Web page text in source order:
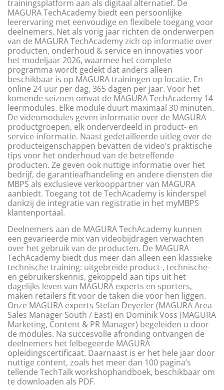
trainingsplatform aan als digitaal alternatief. De
MAGURA TechAcademy biedt een persoonlijke
leerervaring met eenvoudige en flexibele toegang voor
deelnemers. Net als vorig jaar richten de onderwerpen
van de MAGURA TechAcademy zich op informatie over
producten, onderhoud & service en innovaties voor
het modeljaar 2026, waarmee het complete
programma wordt gedekt dat anders alleen
beschikbaar is op MAGURA trainingen op locatie. En
online 24 uur per dag, 365 dagen per jaar. Voor het
komende seizoen omvat de MAGURA TechAcademy 14
leermodules. Elke module duurt maximaal 30 minuten.
De videomodules geven informatie over de MAGURA
productgroepen, elk onderverdeeld in product- en
service-informatie. Naast gedetailleerde uitleg over de
producteigenschappen bevatten de video’s praktische
tips voor het onderhoud van de betreffende
producten. Ze geven ook nuttige informatie over het
bedrijf, de garantieafhandeling en andere diensten die
MBPS als exclusieve verkooppartner van MAGURA
aanbiedt. Toegang tot de TechAcademy is kinderspel
dankzij de integratie van registratie in het myMBPS
klantenportaal.
Deelnemers aan de MAGURA TechAcademy kunnen
een gevarieerde mix van videobijdragen verwachten
over het gebruik van de producten. De MAGURA
TechAcademy biedt dus meer dan alleen een klassieke
technische training: uitgebreide product-, technische-
en gebruikerskennis, gekoppeld aan tips uit het
dagelijks leven van MAGURA experts en sporters,
maken retailers fit voor de taken die voor hen liggen.
Onze MAGURA experts Stefan Deyerler (MAGURA Area
Sales Manager South / East) en Dominik Voss (MAGURA
Marketing, Content & PR Manager) begeleiden u door
de modules. Na succesvolle afronding ontvangen de
deelnemers het felbegeerde MAGURA
opleidingscertificaat. Daarnaast is er het hele jaar door
nuttige content, zoals het meer dan 100 pagina’s
tellende TechTalk workshophandboek, beschikbaar om
te downloaden als PDF.